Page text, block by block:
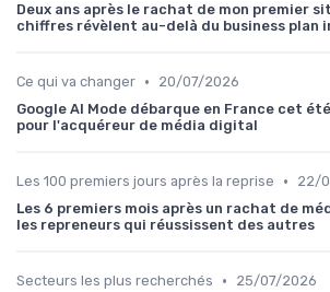
Deux ans après le rachat de mon premier
chiffres révèlent au-delà du business plan
Ce qui va changer •
20/07/2026
Google AI Mode débarque en France cet
pour l'acquéreur de média digital
Les 100 premiers jours après la reprise •
22/
Les 6 premiers mois après un rachat de
les repreneurs qui réussissent des autres
Secteurs les plus recherchés •
25/07/2026